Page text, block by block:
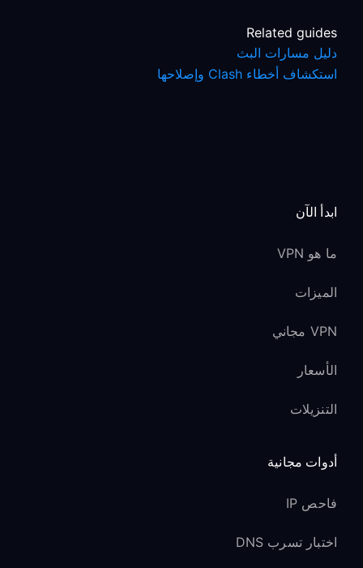
Related guides
دليل مسارات البث
استكشاف أخطاء Clash وإصلاحها
ابدأ الآن
ما هو VPN
الميزات
VPN مجاني
الأسعار
التنزيلات
أدوات مجانية
فاحص IP
اختبار تسرب DNS